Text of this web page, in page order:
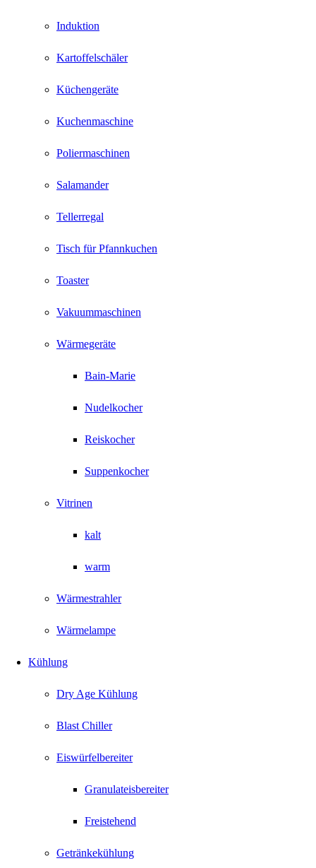
Induktion
Kartoffelschäler
Küchengeräte
Kuchenmaschine
Poliermaschinen
Salamander
Tellerregal
Tisch für Pfannkuchen
Toaster
Vakuummaschinen
Wärmegeräte
Bain-Marie
Nudelkocher
Reiskocher
Suppenkocher
Vitrinen
kalt
warm
Wärmestrahler
Wärmelampe
Kühlung
Dry Age Kühlung
Blast Chiller
Eiswürfelbereiter
Granulateisbereiter
Freistehend
Getränkekühlung